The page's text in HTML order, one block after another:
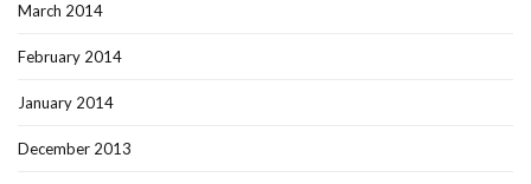
March 2014
February 2014
January 2014
December 2013